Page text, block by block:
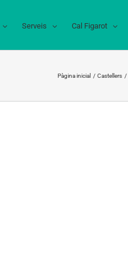
Serveis Cal Figarot
Pàgina inicial Castellers